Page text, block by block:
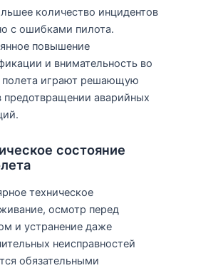
количество инцидентов
с ошибками пилота.
повышение
и внимательность во
полета играют решающую
предотвращении аварийных
состояние
техническое
осмотр перед
и устранение даже
неисправностей
обязательными